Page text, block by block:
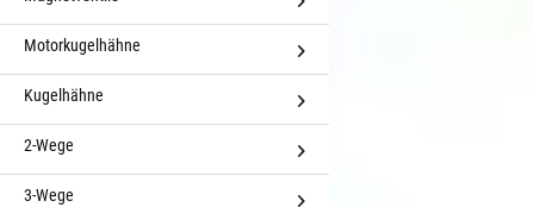
Motorkugelhähne
Kugelhähne
2-Wege
3-Wege